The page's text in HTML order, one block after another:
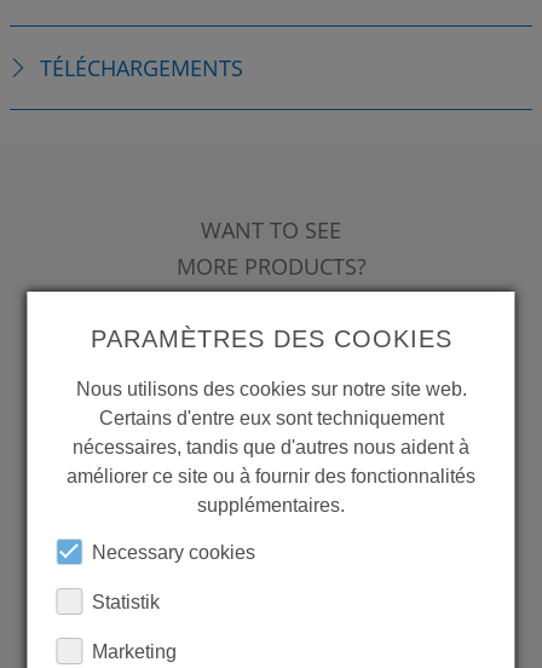
TÉLÉCHARGEMENTS
WANT TO SEE
MORE PRODUCTS?
Back to overview
LEARN MORE ABOUT
PARAMÈTRES DES COOKIES
Nous utilisons des cookies sur notre site web.
Certains d'entre eux sont techniquement
nécessaires, tandis que d'autres nous aident à
améliorer ce site ou à fournir des fonctionnalités
supplémentaires.
Necessary cookies
Statistik
Marketing